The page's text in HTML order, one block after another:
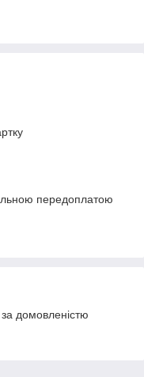
передоплатою
домовленістю